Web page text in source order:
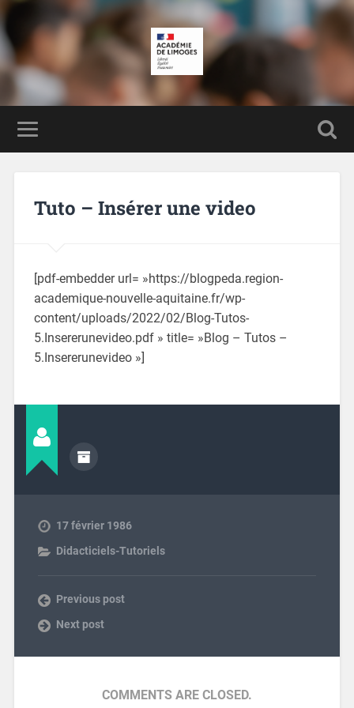
Tuto – Insérer une video
[pdf-embedder url= »https://blogpeda.region-
academique-nouvelle-aquitaine.fr/wp-
content/uploads/2022/02/Blog-Tutos-
5.Insererunevideo.pdf » title= »Blog – Tutos –
5.Insererunevideo »]
17 février 1986
Didacticiels-Tutoriels
Previous post
Next post
COMMENTS ARE CLOSED.